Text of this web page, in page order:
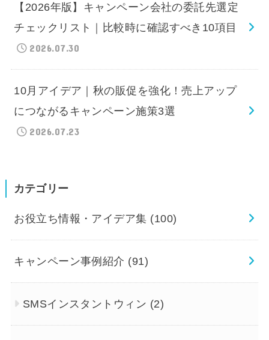
【2026年版】キャンペーン会社の委託先選定
チェックリスト｜比較時に確認すべき10項目
2026.07.30
10月アイデア｜秋の販促を強化！売上アップ
につながるキャンペーン施策3選
2026.07.23
カテゴリー
お役立ち情報・アイデア集 (100)
キャンペーン事例紹介 (91)
SMSインスタントウィン (2)